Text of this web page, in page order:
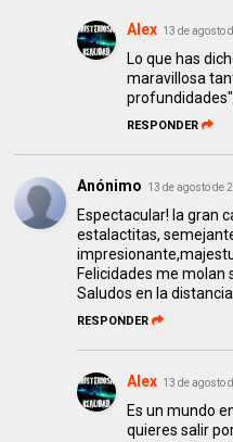
Alex 13 de agosto
Lo que has
maravillosa
RESPONDER
Anónimo 13 de agosto de
Espectacular! la gran
estalactitas,
Felicidades me
Saludos en la distancia.
RESPONDER
Alex 13 de agosto
Es un mundo
quieres salir